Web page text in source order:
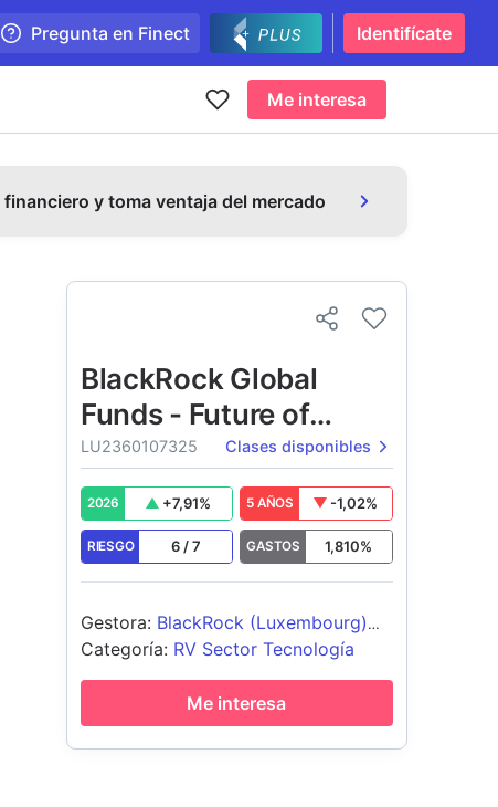
Pregunta en Finect Identifícate
Me interesa
y toma ventaja del mercado
BlackRock Global
Funds - Future of
Transport Fund
LU2360107325 Clases disponibles
2026 +7,91% 5 AÑOS -1,02%
RIESGO 6/7 GASTOS 1,810%
Gestora: BlackRock (Luxembourg)
SA
Categoría: RV Sector Tecnología
Me interesa